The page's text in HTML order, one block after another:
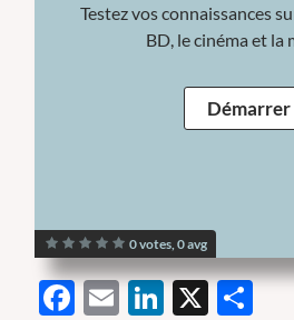
0 votes, 0 avg
Testez vos connaissances
BD, le cinéma et la
Facebook
EmailLinkedIn
X